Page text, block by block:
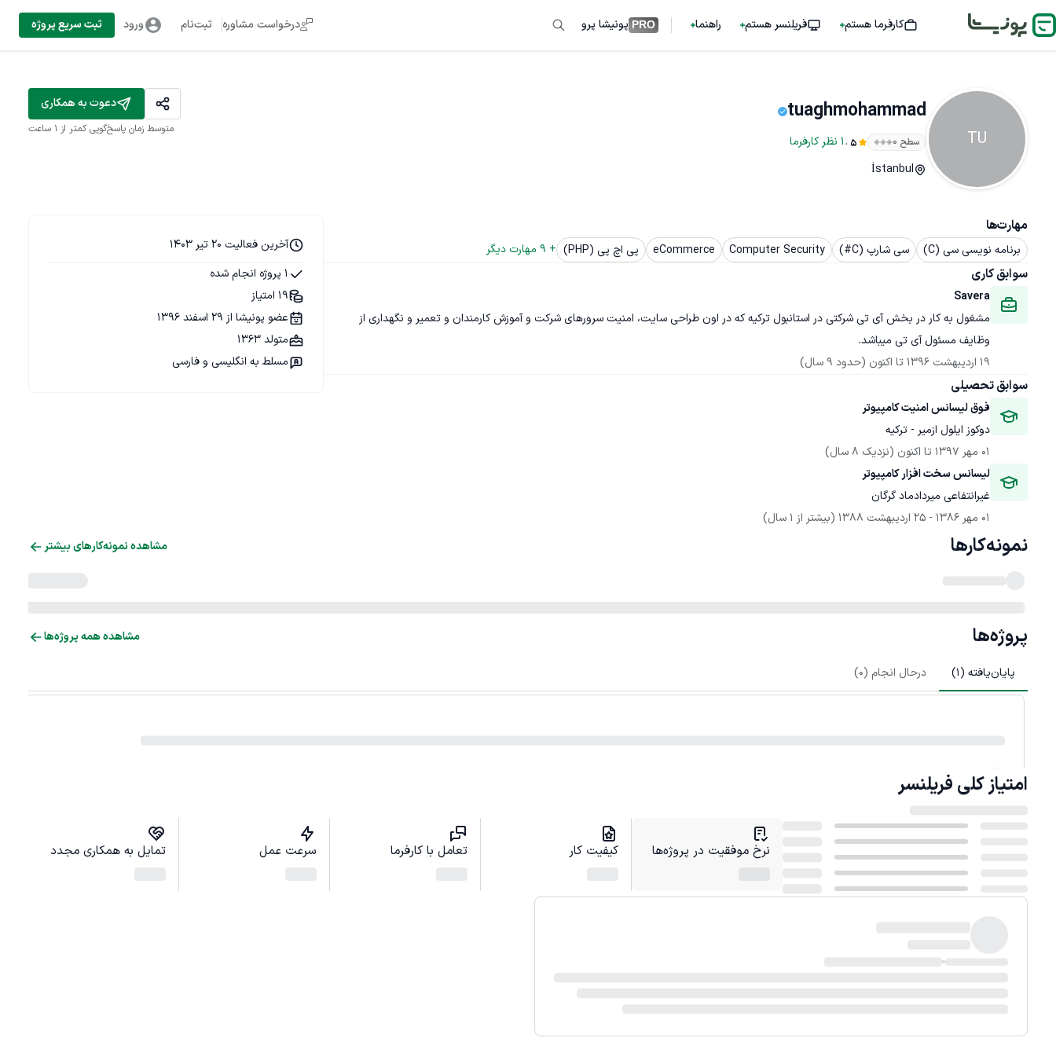
کارفرما هستم فریلنسر هستم راهنما PRO پونیشا پرو درخواست مشاوره ثبت‌نام ورود ثبت سریع پروژه
TU
tuaghmohammad
سطح ۰ 5
.
1 نظر کارفرما
İstanbul
دعوت به همکاری
متوسط زمان پاسخ‌گویی کمتر از 1 ساعت
مهارت‌ها
برنامه نویسی سی (C) سی شارپ (C#) Computer Security
eCommerce پی اچ پی (PHP) +
9 مهارت دیگر
سوابق کاری
Savera
مشغول به کار در بخش آی تی شرکتی در استانبول ترکیه که در اون طراحی سایت، امنیت سرورهای شرکت و آموزش کارمندان و تعمیر و نگهداری از
وظایف مسئول آی تی میباشد.
19 اردیبهشت 1396
تا اکنون (حدود 9 سال)
سوابق تحصیلی
فوق لیسانس امنیت کامپیوتر
دوکوز ایلول ازمیر - ترکیه
01 مهر 1397
تا اکنون (نزدیک 8 سال)
لیسانس سخت افزار کامپیوتر
غیرانتفاعی میردادماد گرگان
01 مهر 1386
- 25 اردیبهشت 1388 (بیشتر از 1 سال)
آخرین فعالیت 20 تیر 1403
1 پروژه انجام شده
19 امتیاز
عضو پونیشا از 29 اسفند 1396
متولد 1363
مسلط به انگلیسی و فارسی
نمونه‌کارها مشاهده نمونه‌کارهای بیشتر
پروژه‌ها مشاهده همه پروژه‌ها
پایان‌یافته (1
) درحال انجام (0
)
امتیاز کلی فریلنسر
نرخ موفقیت در پروژه‌ها کیفیت کار تعامل با کارفرما سرعت عمل تمایل به همکاری مجدد